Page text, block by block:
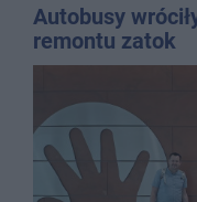
Autobusy
remontu zatok